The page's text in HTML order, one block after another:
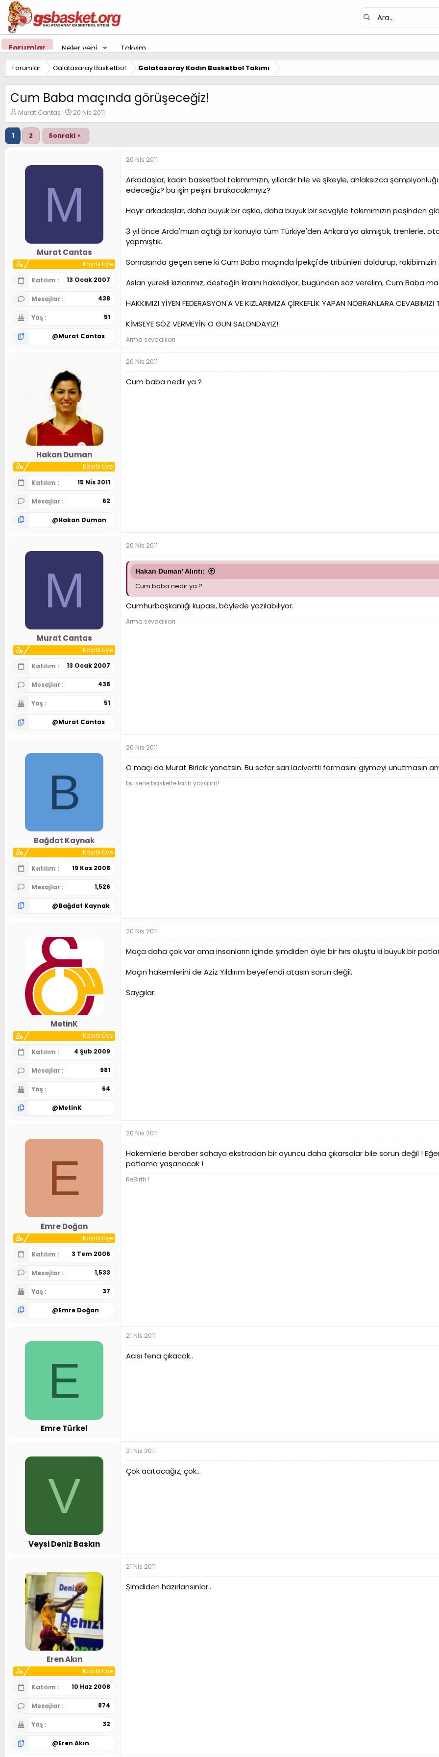
Forumlar Neler yeni Takvim
Forumlar Galatasaray Basketbol Galatasaray Kadın Basketbol Takımı
Cum Baba maçında görüşeceğiz!
K
o
n
u
y
Murat Cantas
B
a
ş
l
a
g
t
a
20 Nis 2011
1 2 Sonraki
M
Murat Cantas
Kayıtlı Üye
Katılım
13 Ocak 2007
Mesajlar 438
Yaş 51
@Murat Cantas
20 Nis 2011
Arkadaşlar, kadın basketbol takımımızın, yıllardır hile ve şikeyle, ahlaksızca
edeceğiz? bu işin peşini bırakacakmıyız?
Hayır arkadaşlar, daha büyük bir aşkla, daha büyük bir sevgiyle takımımızın peşinden
3 yıl önce Arda'mızın açtığı bir konuyla tüm Türkiye'den Ankara'ya akmıştık, trenlerle,
yapmıştık.
Sonrasında geçen sene ki Cum Baba maçında İpekçi'de tribünleri doldurup, rakibimizin
Aslan yürekli kızlarımız, desteğin kralını hakediyor, bugünden söz verelim, Cum Baba
HAKKIMIZI YİYEN FEDERASYON'A VE KIZLARIMIZA ÇİRKEFLİK YAPAN NOBRANLARA CEVABIMIZI
KİMSEYE SÖZ VERMEYİN O GÜN SALONDAYIZ!
Arma sevdalıları
Hakan Duman
Kayıtlı Üye
Katılım
15 Nis 2011
Mesajlar 62
@Hakan Duman
20 Nis 2011
Cum baba nedir ya ?
M
Murat Cantas
Kayıtlı Üye
Katılım
13 Ocak 2007
Mesajlar 438
Yaş 51
@Murat Cantas
20 Nis 2011
Hakan Duman' Alıntı:
Cum baba nedir ya ?
Cumhurbaşkanlığı kupası, böylede yazılabiliyor.
Arma sevdalıları
B
Bağdat Kaynak
Kayıtlı Üye
Katılım
19 Kas 2008
Mesajlar 1,526
@Bağdat Kaynak
20 Nis 2011
O maçı da Murat Biricik yönetsin. Bu sefer sarı lacivertli formasını giymeyi unutmasın
bu sene baskette tarih yazalım!
MetinK
Kayıtlı Üye
Katılım
4 Şub 2009
Mesajlar 981
Yaş 64
@MetinK
20 Nis 2011
Maça daha çok var ama insanların içinde şimdiden öyle bir hırs oluştu ki büyük bir
Maçın hakemlerini de Aziz Yıldırım beyefendi atasın sorun değil.
Saygılar.
E
Emre Doğan
Kayıtlı Üye
Katılım
3 Tem 2006
Mesajlar 1,533
Yaş 37
@Emre Doğan
20 Nis 2011
Hakemlerle beraber sahaya ekstradan bir oyuncu daha çıkarsalar bile sorun değil !
patlama yaşanacak !
ReBirth !
E
Emre Türkel
21 Nis 2011
Acısı fena çıkacak..
V
Veysi Deniz Baskın
21 Nis 2011
Çok acıtacağız, çok...
Eren Akın
Kayıtlı Üye
Katılım
10 Haz 2008
Mesajlar 874
Yaş 32
@Eren Akın
21 Nis 2011
Şimdiden hazırlansınlar..